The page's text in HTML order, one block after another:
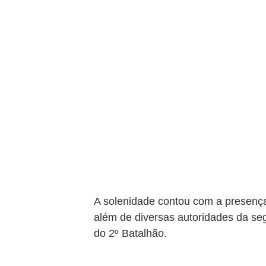
A solenidade contou com a
além de diversas autoridades da
do 2º Batalhão.